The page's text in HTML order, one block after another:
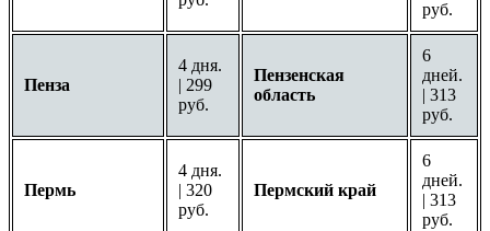
руб.
Пенза
4 дня.
| 299
руб.
Пензенская
область
6
дней.
| 313
руб.
Пермь
4 дня.
| 320
руб.
Пермский край
6
дней.
| 313
руб.